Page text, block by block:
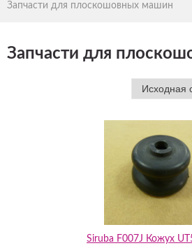
Запчасти для плоскошовных машин
Запчасти для
Siruba F007J Кожух